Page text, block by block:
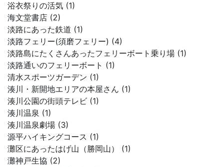
浴衣祭りの活気 (1)
海文堂書店 (2)
淡路にあった鉄道 (1)
淡路フェリー(須磨フェリー) (4)
淡路島にたくさんあったフェリーボート乗り場 (1)
淡路通いのフェリーボート (1)
清水スポーツガーデン (1)
湊川・新開地エリアの本屋さん (1)
湊川公園の街頭テレビ (1)
湊川温泉 (1)
湊川温泉劇場 (3)
源平ハイキングコース (1)
灘区にあったはげ山（勝岡山） (1)
灘神戸生協 (2)